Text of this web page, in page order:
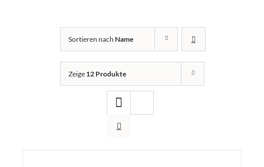
Sortieren nach Name
Zeige 12 Produkte